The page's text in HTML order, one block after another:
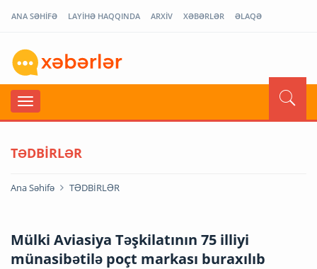
ANA SƏHİFƏ LAYİHƏ HAQQINDA ARXİV XƏBƏRLƏR ƏLAQƏ
TƏDBİRLƏR
Ana Səhifə TƏDBİRLƏR
Mülki Aviasiya Təşkilatının 75 illiyi
münasibətilə poçt markası buraxılıb